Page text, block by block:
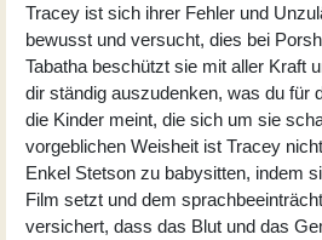
Tracey ist sich ihrer Fehler und
bewusst und versucht, dies bei
Tabatha beschützt sie mit aller Kraft
dir ständig auszudenken, was du für
die Kinder meint, die sich um sie
vorgeblichen Weisheit ist Tracey
Enkel Stetson zu babysitten, indem
Film setzt und dem
versichert, dass das Blut und das